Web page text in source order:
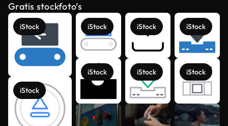
Gratis stockfoto’s
iStock
iStock
iStock
iStock
iStock
iStock
iStock
iStock
Meer